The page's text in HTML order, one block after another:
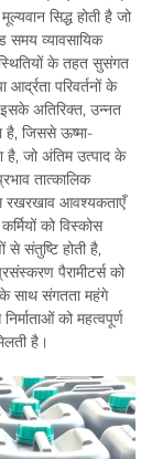
सिद्ध होती है जो
समय व्यावसायिक
के तहत सुसंगत
परिवर्तनों के
इसके अतिरिक्त, उन्नत
है, जिससे ऊष्मा-
है, जो अंतिम उत्पाद के
तात्कालिक
रखरखाव आवश्यकताएँ
को विस्कोस
से संतुष्टि होती है,
पैरामीटर्स को
के साथ संगतता महंगे
को महत्वपूर्ण
है।